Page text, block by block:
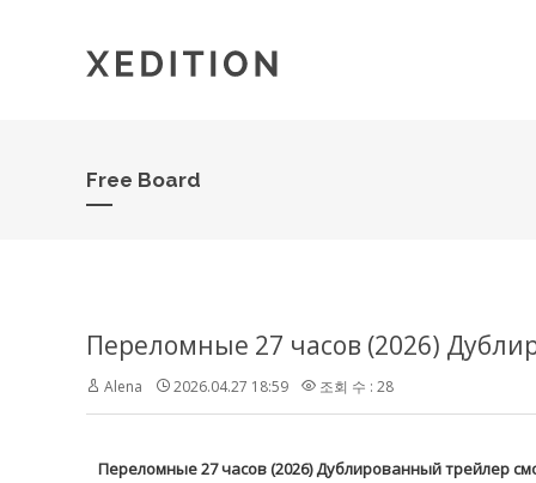
Free Board
Переломные 27 часов (2026)
Alena 2026.04.27 18:59 조회 수 : 28
Переломные 27 часов (2026) Дублированный трейлер